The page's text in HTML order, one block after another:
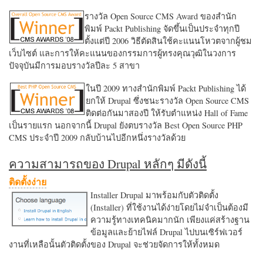
รางวัล Open Source CMS Award ของสำนัก
พิมพ์ Packt Publishing จัดขึ้นเป็นประจำทุกปี
ตั้งแต่ปี 2006 วิธีตัดสินใช้คะแนนโหวตจากผู้ชม
เว็บไซต์ และการให้คะแนนของกรรมการผู้ทรงคุณวุฒิในวงการ
ปัจจุบันมีการมอบรางวัลปีละ 5 สาขา
ในปี 2009 ทางสำนักพิมพ์ Packt Publishing ได้
ยกให้ Drupal ซึ่งชนะรางวัล Open Source CMS
ติดต่อกันมาสองปี ให้รับตำแหน่ง Hall of Fame
เป็นรายแรก นอกจากนี้ Drupal ยังตบรางวัล Best Open Source PHP
CMS ประจำปี 2009 กลับบ้านไปอีกหนึ่งรางวัลด้วย
ความสามารถของ Drupal หลักๆ มีดังนี้
ติดตั้งง่าย
Installer Drupal มาพร้อมกับตัวติดตั้ง
(Installer) ที่ใช้งานได้ง่ายโดยไม่จำเป็นต้องมี
ความรู้ทางเทคนิคมากนัก เพียงแค่สร้างฐาน
ข้อมูลและย้ายไฟล์ Drupal ไปบนเซิร์ฟเวอร์
งานที่เหลือนั้นตัวติดตั้งของ Drupal จะช่วยจัดการให้ทั้งหมด